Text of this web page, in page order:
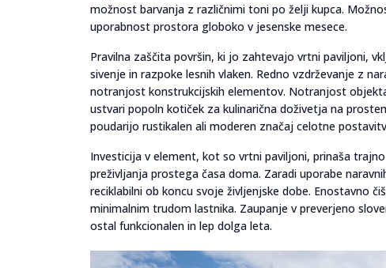
možnost barvanja z različnimi toni po želji kupca.
uporabnost prostora globoko v jesenske mesece.
Pravilna zaščita površin, ki jo zahtevajo vrtni paviljoni,
sivenje in razpoke lesnih vlaken. Redno vzdrževanje z
notranjost konstrukcijskih elementov. Notranjost
ustvari popoln kotiček za kulinarična doživetja na
poudarijo rustikalen ali moderen značaj celotne
Investicija v element, kot so vrtni paviljoni, prinaša
preživljanja prostega časa doma. Zaradi uporabe
reciklabilni ob koncu svoje življenjske dobe. Enostavno
minimalnim trudom lastnika. Zaupanje v preverjeno
ostal funkcionalen in lep dolga leta.